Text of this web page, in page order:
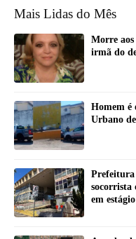
Mais Lidas do Mês
Morre
irmã do
Homem é
Urbano
Prefeitura
socorrista
em